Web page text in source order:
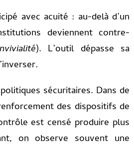
avec acuité : au-delà d’un
deviennent contre-
). L’outil dépasse sa
sécuritaires. Dans de
des dispositifs de
est censé produire plus
on observe souvent une